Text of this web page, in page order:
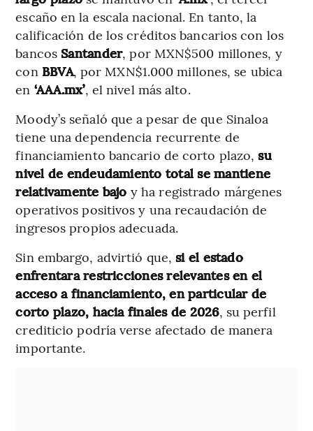
escaño en la escala nacional. En tanto, la
calificación de los créditos bancarios con los
bancos Santander, por MXN$500 millones, y
con BBVA, por MXN$1.000 millones, se ubica
en ‘AAA.mx’, el nivel más alto.
Moody’s señaló que a pesar de que Sinaloa
tiene una dependencia recurrente de
financiamiento bancario de corto plazo,su
nivel de endeudamiento total se mantiene
relativamente bajo y ha registrado márgenes
operativos positivos y una recaudación de
ingresos propios adecuada.
Sin embargo, advirtió que,si el estado
enfrentara restricciones relevantes en el
acceso a financiamiento, en particular de
corto plazo, hacia finales de 2026, su perfil
crediticio podría verse afectado de manera
importante.